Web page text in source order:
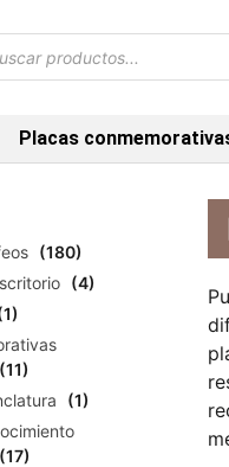
Placas
(180)
(4)
(11)
(1)
(17)